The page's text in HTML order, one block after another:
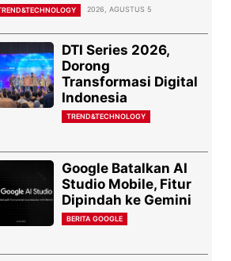
2026, AGUSTUS 5
DTI Series 2026,
Dorong
Transformasi Digital
Indonesia
TREND&TECHNOLOGY
Google Batalkan AI
Studio Mobile, Fitur
Dipindah ke Gemini
BERITA GOOGLE